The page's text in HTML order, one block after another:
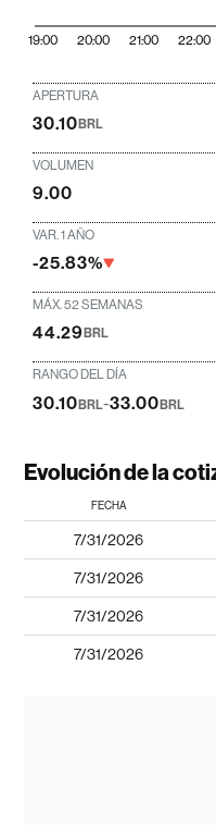
19:00 20:00 21:00 22:00
APERTURA
30.10BRL
VOLUMEN
9.00
VAR. 1 AÑO
-25.83%
MÁX. 52 SEMANAS
44.29BRL
RANGO DEL DÍA
30.10BRL-33.00BRL
Evolución de la
FECHA
7/31/2026
7/31/2026
7/31/2026
7/31/2026